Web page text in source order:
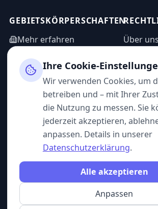
GEBIETSKÖRPERSCHAFTEN
Mehr erfahren
Informationsanfrage
Admin-Bereich
Über uns
AGB
FOLGEN SIE UNS
© 2026 WASPP. Alle Rechte
Ihre Cookie-
Wir verwenden Cookies, um
betreiben und – mit Ihrer
die Nutzung zu messen. Sie
jederzeit akzeptieren,
anpassen. Details in unserer
Datenschutzerklärung.
Anpassen
Alle akzeptieren